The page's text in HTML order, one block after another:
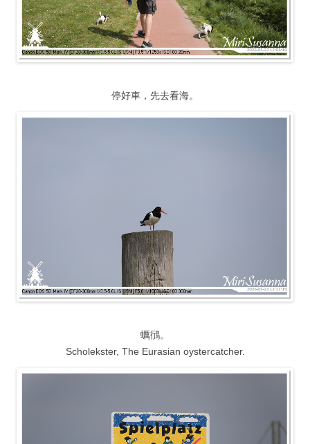
停好車，先去看海。
蠣鴴。
Scholekster, The Eurasian oystercatcher.